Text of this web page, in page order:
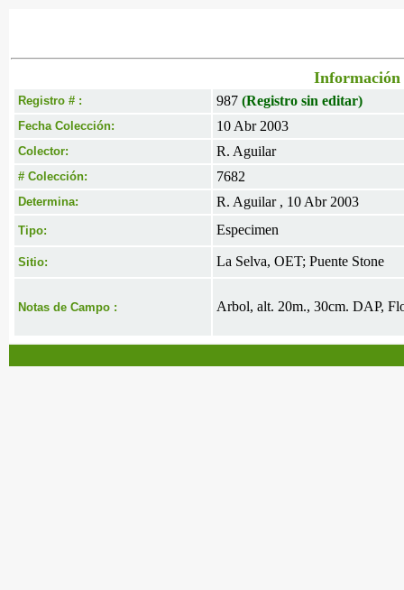
Información
Registro # : 987 (Registro sin editar)
Fecha Colección: 10 Abr 2003
Colector: R. Aguilar
# Colección: 7682
Determina: R. Aguilar , 10 Abr 2003
Tipo: Especimen
Sitio: La Selva, OET; Puente Stone
Notas de Campo : Arbol, alt. 20m., 30cm. DAP,